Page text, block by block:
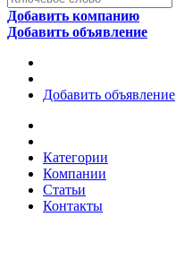
Добавить компанию
Добавить объявление
Добавить объявление
Категории
Компании
Статьи
Контакты